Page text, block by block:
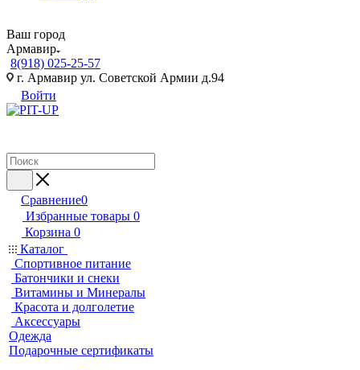
Ваш город
Армавир
8(918) 025-25-57
г. Армавир ул. Советской Армии д.94
Войти
Сравнение0
Избранные товары 0
Корзина 0
Каталог
Спортивное питание
Батончики и снеки
Витамины и Минералы
Красота и долголетие
Аксессуары
Одежда
Подарочные сертификаты